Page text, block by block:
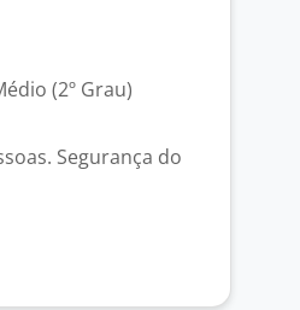
(2º Grau)
Segurança do